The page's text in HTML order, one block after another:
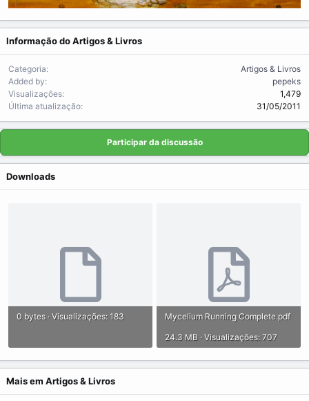
Informação do Artigos & Livros
Categoria
Artigos & Livros
Added by
pepeks
Visualizações
1,479
Última atualização
31/05/2011
Participar da discussão
Downloads
0 bytes · Visualizações: 183
Mycelium Running Complete.pdf
24.3 MB · Visualizações: 707
Mais em Artigos & Livros